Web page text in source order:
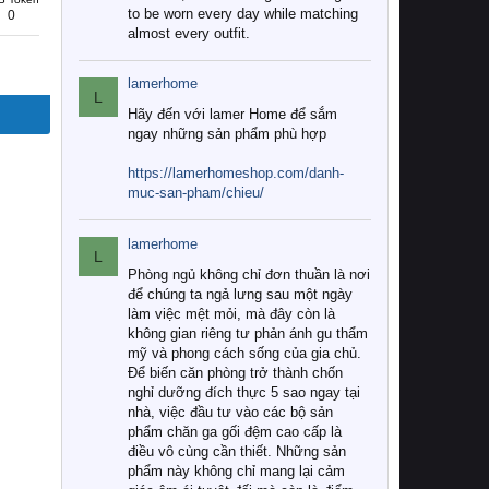
0
to be worn every day while matching
almost every outfit.
L
lamerhome
Hãy đến với lamer Home để sắm
ngay những sản phẩm phù hợp
https://lamerhomeshop.com/danh-
muc-san-pham/chieu/
L
lamerhome
Phòng ngủ không chỉ đơn thuần là nơi
để chúng ta ngả lưng sau một ngày
làm việc mệt mỏi, mà đây còn là
không gian riêng tư phản ánh gu thẩm
mỹ và phong cách sống của gia chủ.
Để biến căn phòng trở thành chốn
nghỉ dưỡng đích thực 5 sao ngay tại
nhà, việc đầu tư vào các bộ sản
phẩm chăn ga gối đệm cao cấp là
điều vô cùng cần thiết. Những sản
phẩm này không chỉ mang lại cảm